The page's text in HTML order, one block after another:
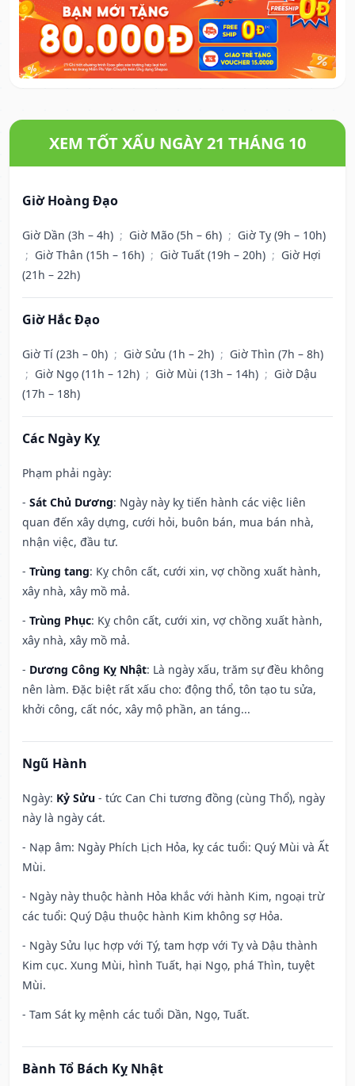
XEM TỐT XẤU NGÀY 21 THÁNG 10
Giờ Hoàng Đạo
Giờ Dần (3h – 4h) ; Giờ Mão (5h – 6h) ; Giờ Tỵ (9h – 10h)
; Giờ Thân (15h – 16h) ; Giờ Tuất (19h – 20h) ; Giờ Hợi
(21h – 22h)
Giờ Hắc Đạo
Giờ Tí (23h – 0h) ; Giờ Sửu (1h – 2h) ; Giờ Thìn (7h – 8h)
; Giờ Ngọ (11h – 12h) ; Giờ Mùi (13h – 14h) ; Giờ Dậu
(17h – 18h)
Các Ngày Kỵ
Phạm phải ngày:
- Sát Chủ Dương: Ngày này kỵ tiến hành các việc liên
quan đến xây dựng, cưới hỏi, buôn bán, mua bán nhà,
nhận việc, đầu tư.
- Trùng tang: Kỵ chôn cất, cưới xin, vợ chồng xuất hành,
xây nhà, xây mồ mả.
- Trùng Phục: Kỵ chôn cất, cưới xin, vợ chồng xuất hành,
xây nhà, xây mồ mả.
- Dương Công Kỵ Nhật: Là ngày xấu, trăm sự đều không
nên làm. Đặc biệt rất xấu cho: động thổ, tôn tạo tu sửa,
khởi công, cất nóc, xây mộ phần, an táng...
Ngũ Hành
Ngày: Kỷ Sửu - tức Can Chi tương đồng (cùng Thổ), ngày
này là ngày cát.
- Nạp âm: Ngày Phích Lịch Hỏa, kỵ các tuổi: Quý Mùi và Ất
Mùi.
- Ngày này thuộc hành Hỏa khắc với hành Kim, ngoại trừ
các tuổi: Quý Dậu thuộc hành Kim không sợ Hỏa.
- Ngày Sửu lục hợp với Tý, tam hợp với Tỵ và Dậu thành
Kim cục. Xung Mùi, hình Tuất, hại Ngọ, phá Thìn, tuyệt
Mùi.
- Tam Sát kỵ mệnh các tuổi Dần, Ngọ, Tuất.
Bành Tổ Bách Kỵ Nhật